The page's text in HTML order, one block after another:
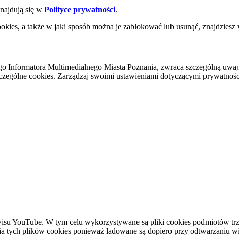
się w Polityce prywatności.
a także w jaki sposób można je zablokować lub usunąć,
Informatora Multimedialnego Miasta Poznania, zwraca szczególną
cookies. Zarządzaj swoimi ustawieniami dotyczącymi
YouTube. W tym celu wykorzystywane są pliki cookies podmiotów
plików cookies ponieważ ładowane są dopiero przy odtwarzaniu